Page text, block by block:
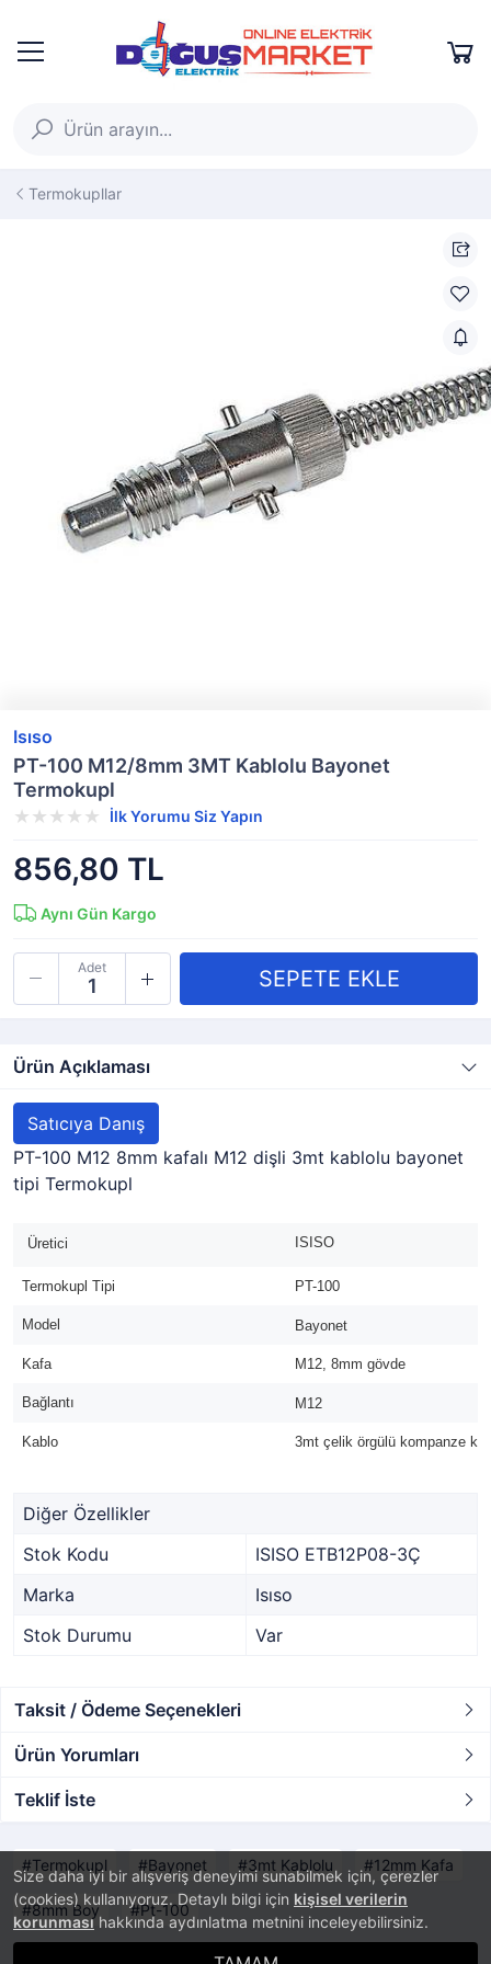
Size daha iyi bir alışveriş deneyimi sunabilmek için, çerezler
(cookies) kullanıyoruz. Detaylı bilgi için kişisel verilerin
korunmasıhakkında aydınlatma metnini inceleyebilirsiniz.
Termokupllar
Isıso
PT-100 M12/8mm 3MT Kablolu Bayonet
Termokupl
İlk Yorumu Siz Yapın
856,80 TL
Aynı Gün Kargo
Adet
Ürün Açıklaması
Satıcıya Danış
PT-100 M12 8mm kafalı M12 dişli 3mt kablolu bayonet
tipi Termokupl
Üretici ISISO
Termokupl Tipi PT-100
Model Bayonet
Kafa M12, 8mm gövde
Bağlantı M12
Kablo 3mt çelik örgülü kompanze
Diğer Özellikler
Stok Kodu
ISISO ETB12P08-3Ç
Marka
Isıso
Stok Durumu
Var
Taksit / Ödeme Seçenekleri
Ürün Yorumları
Teklif İste
Termokupl Bayonet 3mt Kablolu 12mm Kafa
8mm Boy Pt-100